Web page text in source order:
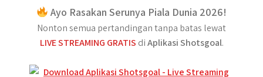
Ayo Rasakan Serunya Piala Dunia 2026!
Nonton semua pertandingan tanpa batas lewat
LIVE STREAMING GRATIS diAplikasi Shotsgoal.